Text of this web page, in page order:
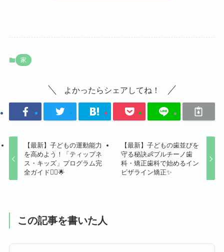
家
よかったらシェアしてね！
【最新】子どもの運動能力
を高めよう！「ティップネ
ス・キッズ」プログラム完
全ガイド🏃‍♂️🌟
【最新】子どもの歯並びを
守る秘訣👶プルチーノ歯
科・矯正歯科で始めるイン
ビザライン矯正✨
この記事を書いた人